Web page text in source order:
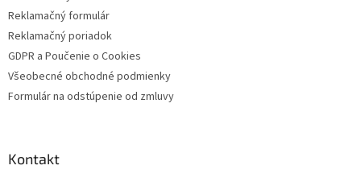
Reklamačný formulár
Reklamačný poriadok
GDPR a Poučenie o Cookies
Všeobecné obchodné podmienky
Formulár na odstúpenie od zmluvy
Kontakt